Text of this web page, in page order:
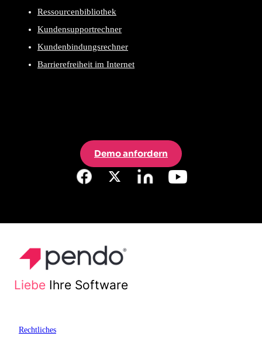
Ressourcenbibliothek
Kundensupportrechner
Kundenbindungsrechner
Barrierefreiheit im Internet
Demo anfordern
Liebe Ihre Software
Rechtliches